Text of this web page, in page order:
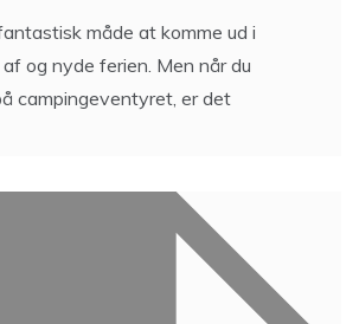
måde at komme ud i
og nyde ferien. Men når du
campingeventyret, er det